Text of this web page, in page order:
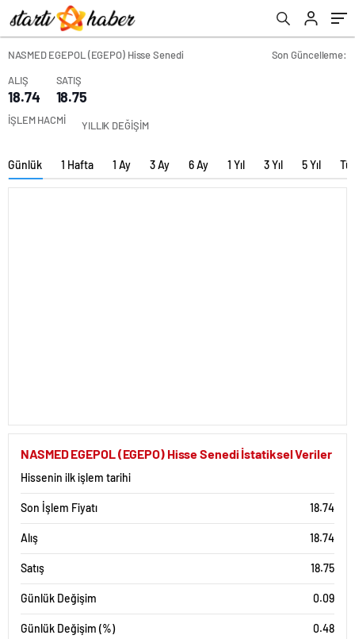
NASMED EGEPOL (EGEPO) Hisse Senedi
Son Güncelleme:
ALIŞ
18.74
SATIŞ
18.75
İŞLEM HACMİ YILLIK DEĞİŞİM
Günlük 1 Hafta 1 Ay 3 Ay 6 Ay 1 Yıl 3 Yıl 5 Yıl
NASMED EGEPOL (EGEPO) Hisse Senedi İstatiksel Veriler
Hissenin ilk işlem tarihi
Son İşlem Fiyatı 18.74
Alış 18.74
Satış 18.75
Günlük Değişim 0.09
Günlük Değişim (%) 0.48